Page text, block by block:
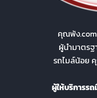
คุณพ้ง
ผู้นำมาตร
รถไมล์น้อย
ผู้ให้บริการร